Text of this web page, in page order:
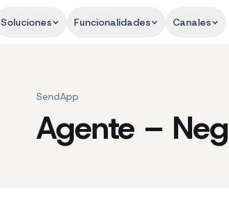
Soluciones Funcionalidades Canales
SendApp
Agente –